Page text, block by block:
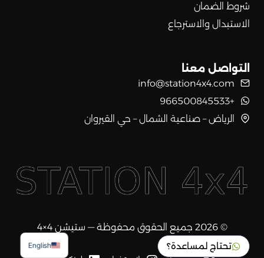
شروط الضمان
الاستبدال والاسترجاع
التواصل معنا
info@station4x4.com
+966500845533
الرياض – صناعية الشمال – حي القيروان
© 2026 جميع الحقوق محفوظة — ستيشن 4×4
تحتاج لمساعدة؟ English